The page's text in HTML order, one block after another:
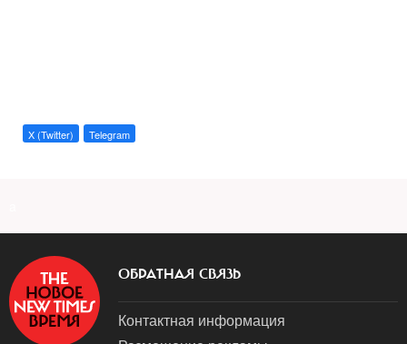
X (Twitter) Telegram
ОБРАТНАЯ СВЯЗЬ
Контактная информация